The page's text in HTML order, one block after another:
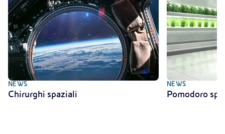
NEWS
Chirurghi spaziali
NEWS
Pomodoro